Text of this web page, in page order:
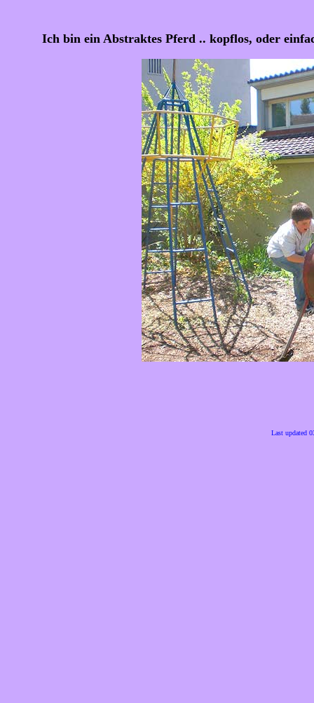
Ich bin ein Abstraktes Pferd .. kopflos, oder
Last updated